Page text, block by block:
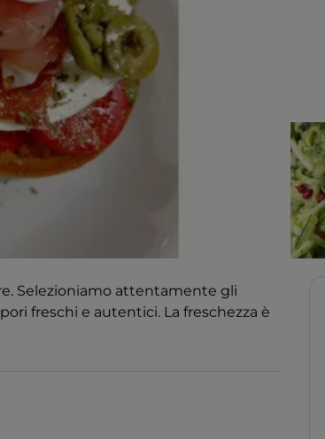
Selezioniamo attentamente gli
freschi e autentici. La freschezza è